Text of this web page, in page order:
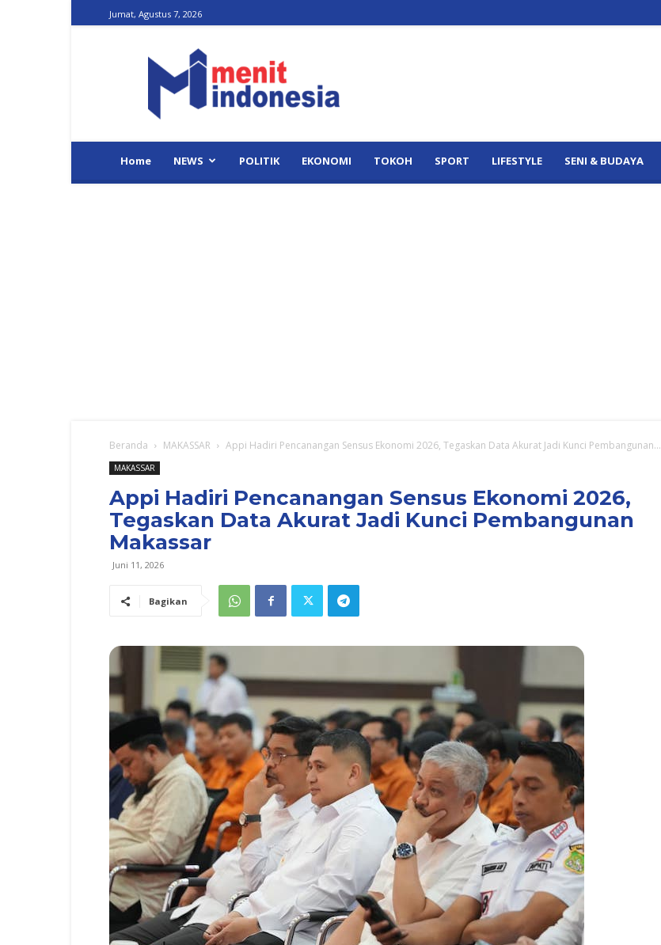
Jumat, Agustus 7, 2026
Indonesia
Home NEWS POLITIK EKONOMI TOKOH SPORT LIFESTYLE SENI & BUDAYA
Beranda MAKASSAR Appi Hadiri Pencanangan Sensus Ekonomi 2026, Tegaskan Data Akurat Jadi Kunci Pembangunan...
MAKASSAR
Appi Hadiri Pencanangan Sensus Ekonomi 2026,
Tegaskan Data Akurat Jadi Kunci Pembangunan
Makassar
Juni 11, 2026
Bagikan